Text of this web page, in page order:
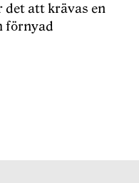
att krävas en
förnyad